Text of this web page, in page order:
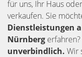
für uns, Ihr Haus
verkaufen. Sie
Dienstleistungen
Nürnberg erfahren?
unverbindlich. Wir